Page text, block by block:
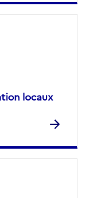
locaux